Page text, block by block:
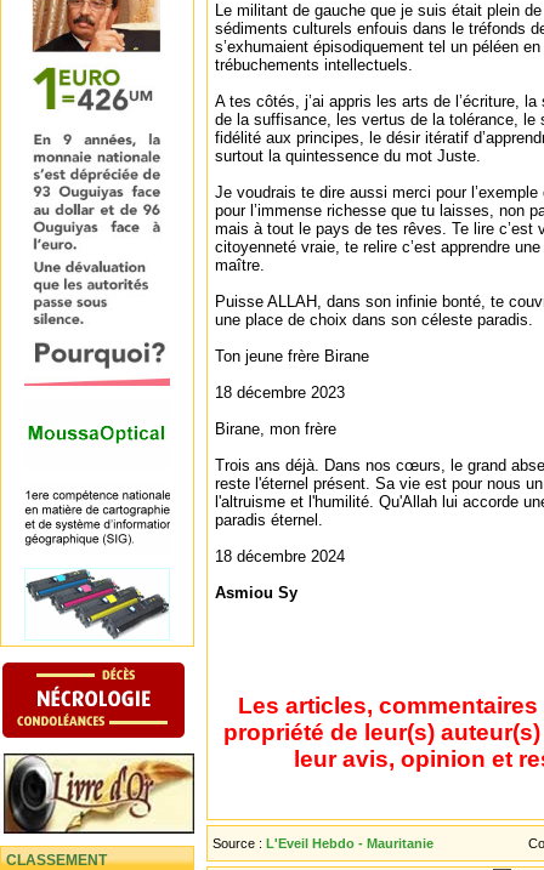
CLASSEMENT
Le militant de gauche que je suis était plein
sédiments culturels enfouis dans le tréfonds
s’exhumaient épisodiquement tel un péléen
trébuchements intellectuels.
A tes côtés, j’ai appris les arts de l’écriture,
de la suffisance, les vertus de la tolérance, le
fidélité aux principes, le désir itératif
surtout la quintessence du mot Juste.
Je voudrais te dire aussi merci pour
pour l’immense richesse que tu laisses, non
mais à tout le pays de tes rêves. Te lire c’est
citoyenneté vraie, te relire c’est apprendre
maître.
Puisse ALLAH, dans son infinie bonté, te
une place de choix dans son céleste paradis.
Ton jeune frère Birane
18 décembre 2023
Birane, mon frère
Trois ans déjà. Dans nos cœurs, le grand
reste l'éternel présent. Sa vie est pour nous
l'altruisme et l'humilité. Qu'Allah lui accorde
paradis éternel.
18 décembre 2024
Asmiou Sy
Les articles,
propriété de leur(s)
leur avis, opinion et
Source : L'Eveil Hebdo - Mauritanie